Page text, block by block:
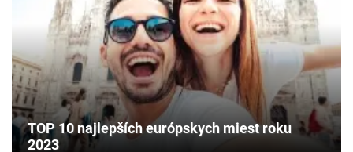
TOP 10 najlepších európskych miest roku
2023